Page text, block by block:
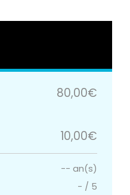
80,00€
10,00€
-- an(s)
- / 5